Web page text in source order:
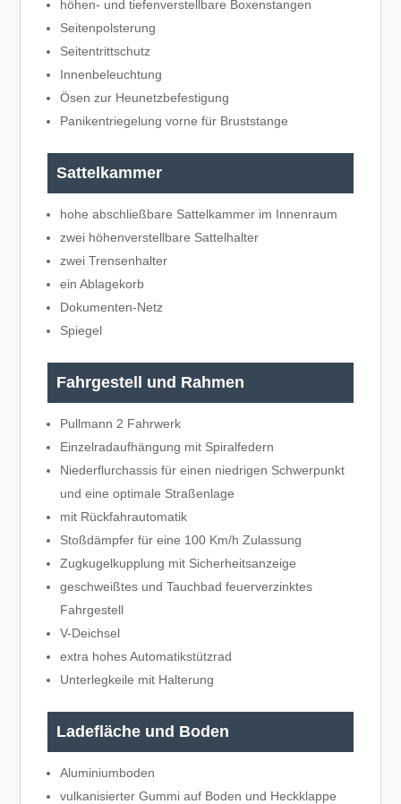
höhen- und tiefenverstellbare Boxenstangen
Seitenpolsterung
Seitentrittschutz
Innenbeleuchtung
Ösen zur Heunetzbefestigung
Panikentriegelung vorne für Bruststange
Sattelkammer
hohe abschließbare Sattelkammer im Innenraum
zwei höhenverstellbare Sattelhalter
zwei Trensenhalter
ein Ablagekorb
Dokumenten-Netz
Spiegel
Fahrgestell und Rahmen
Pullmann 2 Fahrwerk
Einzelradaufhängung mit Spiralfedern
Niederflurchassis für einen niedrigen Schwerpunkt
und eine optimale Straßenlage
mit Rückfahrautomatik
Stoßdämpfer für eine 100 Km/h Zulassung
Zugkugelkupplung mit Sicherheitsanzeige
geschweißtes und Tauchbad feuerverzinktes
Fahrgestell
V-Deichsel
extra hohes Automatikstützrad
Unterlegkeile mit Halterung
Ladefläche und Boden
Aluminiumboden
vulkanisierter Gummi auf Boden und Heckklappe